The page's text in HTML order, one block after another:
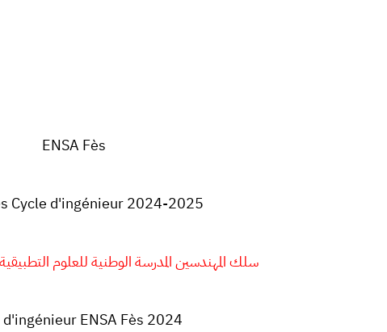
ENSA Fès
Cycle d'ingénieur 2024-2025
سلك المهندسين المدرسة الوطنية للعلوم التطبيقية فاس
d'ingénieur ENSA Fès 2024